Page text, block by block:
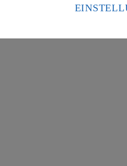
Risiko eines Zugriffs durch US-